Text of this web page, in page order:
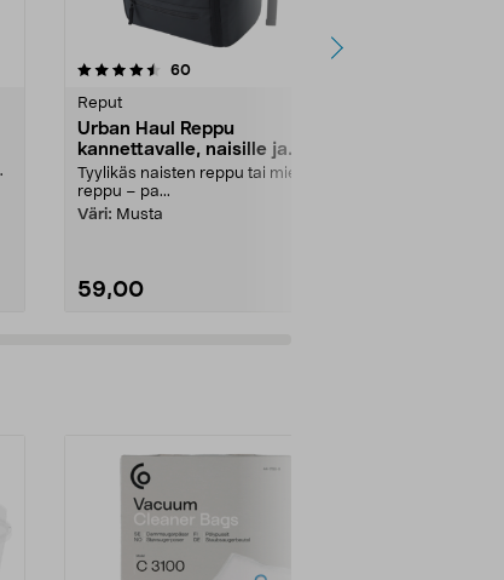
60arvostelut
Reput
Urban Haul Reppu
kannettavalle, naisille ja
miehille, 25 l
Tyylikäs naisten reppu tai miesten
reppu – pa...
Väri: Musta
59,00
4.5 viidestä